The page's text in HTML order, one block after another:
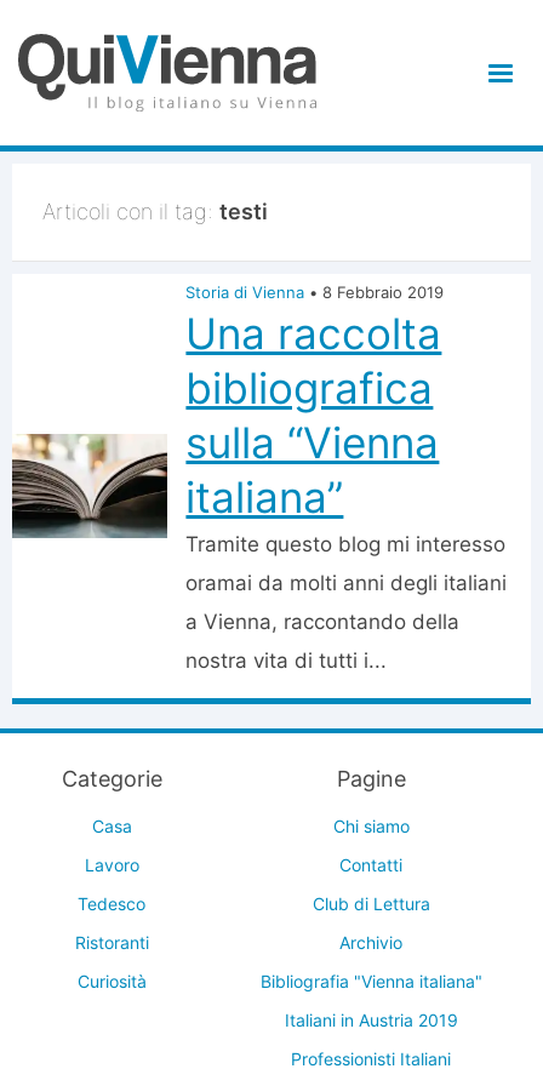
Articoli con il tag: testi
Storia di Vienna • 8 Febbraio 2019
Una raccolta
bibliografica
sulla “Vienna
italiana”
Tramite questo blog mi interesso
oramai da molti anni degli italiani
a Vienna, raccontando della
nostra vita di tutti i...
Categorie
Casa
Lavoro
Tedesco
Ristoranti
Curiosità
Pagine
Chi siamo
Contatti
Club di Lettura
Archivio
Bibliografia "Vienna italiana"
Italiani in Austria 2019
Professionisti Italiani